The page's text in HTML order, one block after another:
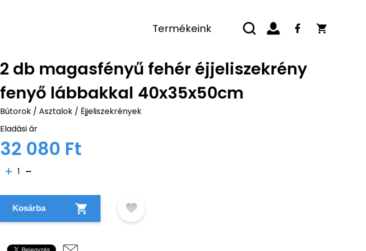
Termékeink
2 db magasfényű fehér éjjeliszekrény
fenyő lábbakkal 40x35x50cm
Bútorok/ Asztalok/ Éjjeliszekrények
Eladási ár
32 080 Ft
1
Kosárba